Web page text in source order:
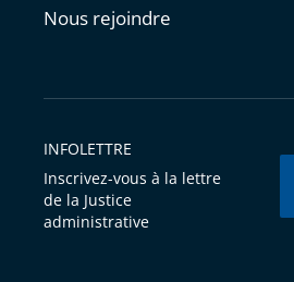
Nous rejoindre
INFOLETTRE
Inscrivez-vous à la lettre
de la Justice
administrative